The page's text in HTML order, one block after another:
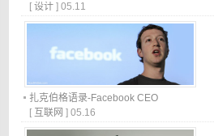
[ 设计 ] 05.11
扎克伯格语录-Facebook CEO
[ 互联网 ] 05.16